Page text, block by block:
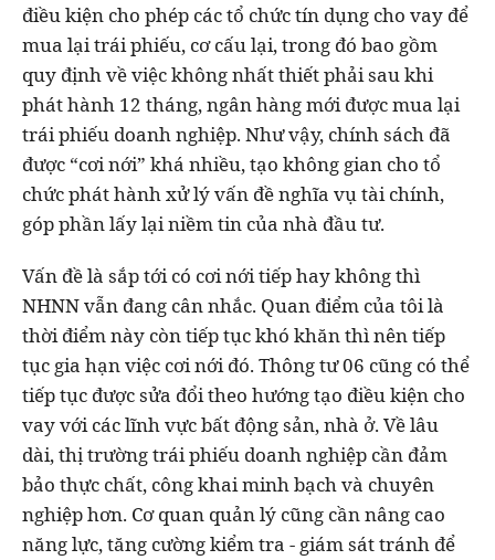
điều kiện cho phép các tổ chức tín dụng cho vay để
mua lại trái phiếu, cơ cấu lại, trong đó bao gồm
quy định về việc không nhất thiết phải sau khi
phát hành 12 tháng, ngân hàng mới được mua lại
trái phiếu doanh nghiệp. Như vậy, chính sách đã
được “cơi nới” khá nhiều, tạo không gian cho tổ
chức phát hành xử lý vấn đề nghĩa vụ tài chính,
góp phần lấy lại niềm tin của nhà đầu tư.
Vấn đề là sắp tới có cơi nới tiếp hay không thì
NHNN vẫn đang cân nhắc. Quan điểm của tôi là
thời điểm này còn tiếp tục khó khăn thì nên tiếp
tục gia hạn việc cơi nới đó. Thông tư 06 cũng có thể
tiếp tục được sửa đổi theo hướng tạo điều kiện cho
vay với các lĩnh vực bất động sản, nhà ở. Về lâu
dài, thị trường trái phiếu doanh nghiệp cần đảm
bảo thực chất, công khai minh bạch và chuyên
nghiệp hơn. Cơ quan quản lý cũng cần nâng cao
năng lực, tăng cường kiểm tra - giám sát tránh để